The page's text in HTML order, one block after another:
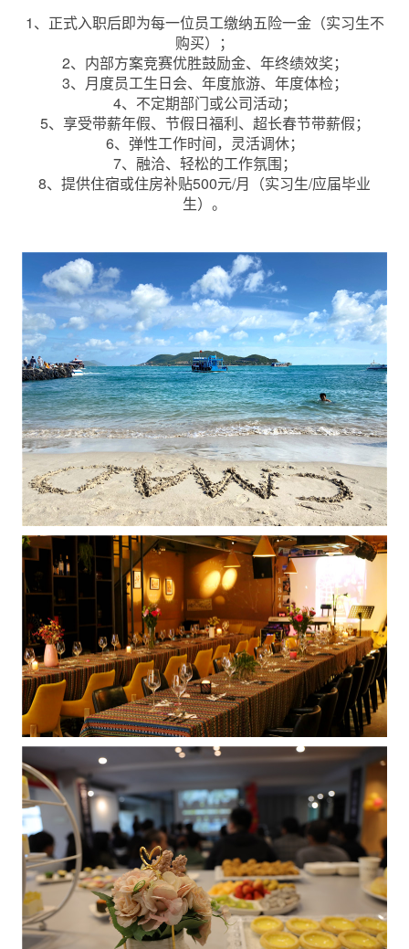
1、正式入职后即为每一位员工缴纳五险一金（实习生不
购买）；
2、内部方案竞赛优胜鼓励金、年终绩效奖；
3、月度员工生日会、年度旅游、年度体检；
4、不定期部门或公司活动；
5、享受带薪年假、节假日福利、超长春节带薪假；
6、弹性工作时间，灵活调休；
7、融洽、轻松的工作氛围；
8、提供住宿或住房补贴500元/月（实习生/应届毕业
生）。